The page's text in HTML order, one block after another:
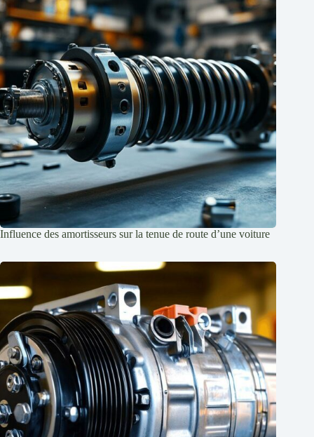
Influence des amortisseurs sur la tenue de route d’une voiture